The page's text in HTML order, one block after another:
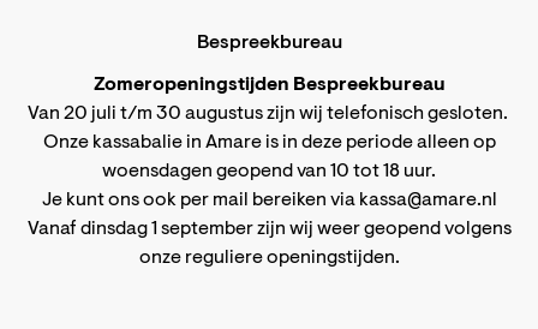
Bespreekbureau
Zomeropeningstijden Bespreekbureau
Van 20 juli t/m 30 augustus zijn wij telefonisch gesloten.
Onze kassabalie in Amare is in deze periode alleen op
woensdagen geopend van 10 tot 18 uur.
Je kunt ons ook per mail bereiken via kassa@amare.nl
Vanaf dinsdag 1 september zijn wij weer geopend volgens
onze reguliere openingstijden.